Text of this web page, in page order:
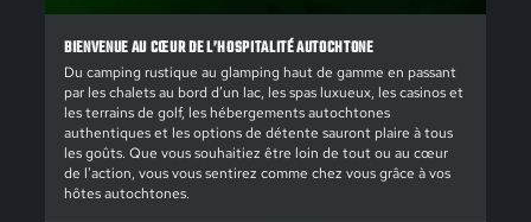
BIENVENUE AU CŒUR DE L’HOSPITALITÉ AUTOCHTONE
Du camping rustique au glamping haut de gamme en passant
par les chalets au bord d’un lac, les spas luxueux, les casinos et
les terrains de golf, les hébergements autochtones
authentiques et les options de détente sauront plaire à tous
les goûts. Que vous souhaitiez être loin de tout ou au cœur
de l'action, vous vous sentirez comme chez vous grâce à vos
hôtes autochtones.